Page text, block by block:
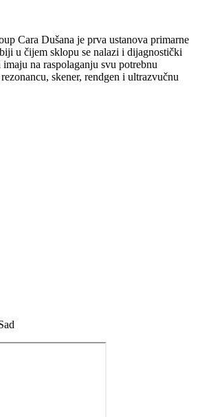
Cara Dušana je prva ustanova primarne
u čijem sklopu se nalazi i dijagnostički
na raspolaganju svu potrebnu
skener, rendgen i ultrazvučnu